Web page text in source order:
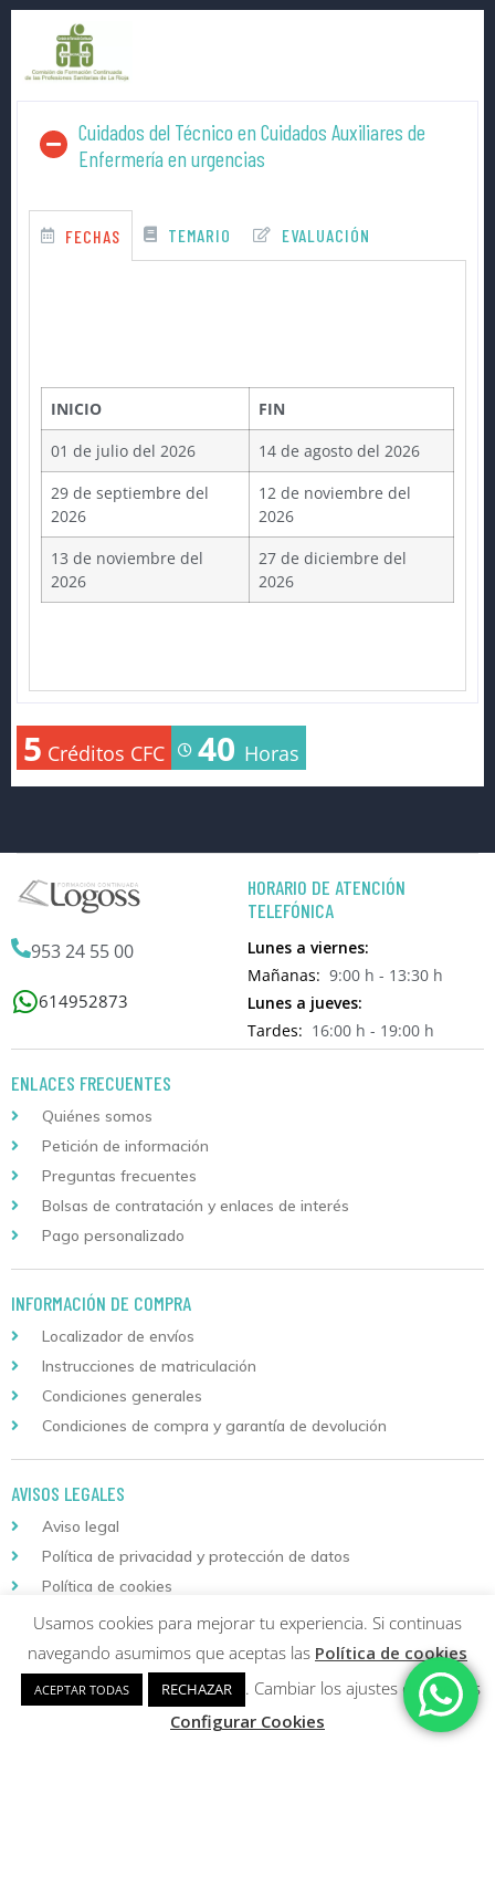
Cuidados del Técnico en Cuidados Auxiliares de
Enfermería en urgencias
FECHAS TEMARIO EVALUACIÓN
INICIO
FIN
01 de julio del 2026
14 de agosto del 2026
29 de septiembre del
2026
12 de noviembre del
2026
13 de noviembre del
2026
27 de diciembre del
2026
5 Créditos CFC 40 Horas
953 24 55 00
614952873
HORARIO DE ATENCIÓN
TELEFÓNICA
Lunes a viernes:
Mañanas: 9:00 h - 13:30 h
Lunes a jueves:
Tardes: 16:00 h - 19:00 h
ENLACES FRECUENTES
Quiénes somos
Petición de información
Preguntas frecuentes
Bolsas de contratación y enlaces de interés
Pago personalizado
INFORMACIÓN DE COMPRA
Localizador de envíos
Instrucciones de matriculación
Condiciones generales
Condiciones de compra y garantía de devolución
AVISOS LEGALES
Aviso legal
Política de privacidad y protección de datos
Política de cookies
Descarga nuestra aplicación
para Android
Usamos cookies para mejorar tu experiencia. Si continuas
navegando asumimos que aceptas las Política de cookies
ACEPTAR TODAS RECHAZAR
. Cambiar los ajustes de cookies
Configurar Cookies